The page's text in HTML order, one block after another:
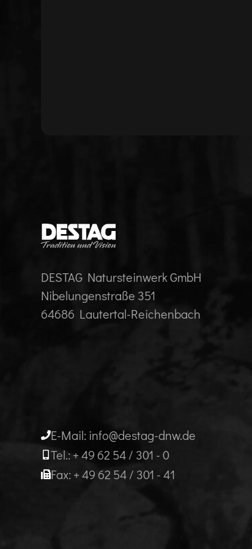
DESTAG Natursteinwerk GmbH
Nibelungenstraße 351
64686 Lautertal-Reichenbach
E-Mail: info@destag-dnw.de
Tel.: + 49 62 54 / 301 - 0
Fax: + 49 62 54 / 301 - 41